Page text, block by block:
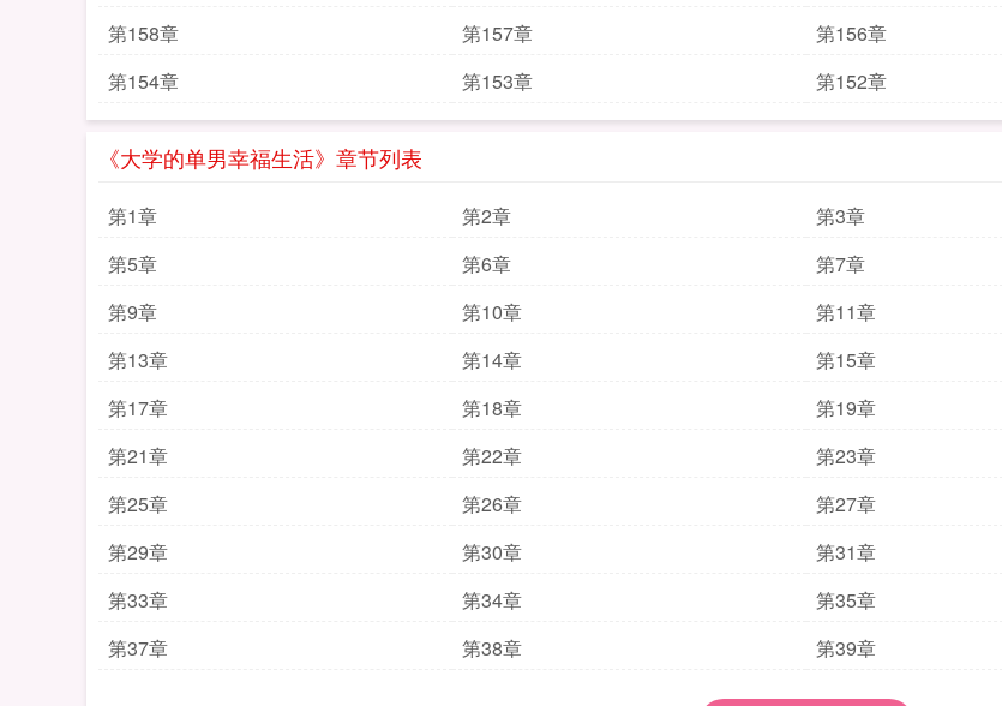
第158章
第157章 第156章
第154章
第153章 第152章
《大学的单男幸福生活》章节列表
第1章 第2章 第3章
第5章
第6章 第7章
第9章
第10章 第11章
第13章
第14章 第15章
第17章
第18章 第19章
第21章
第22章 第23章
第25章
第26章 第27章
第29章
第30章 第31章
第33章
第34章 第35章
第37章
第38章 第39章